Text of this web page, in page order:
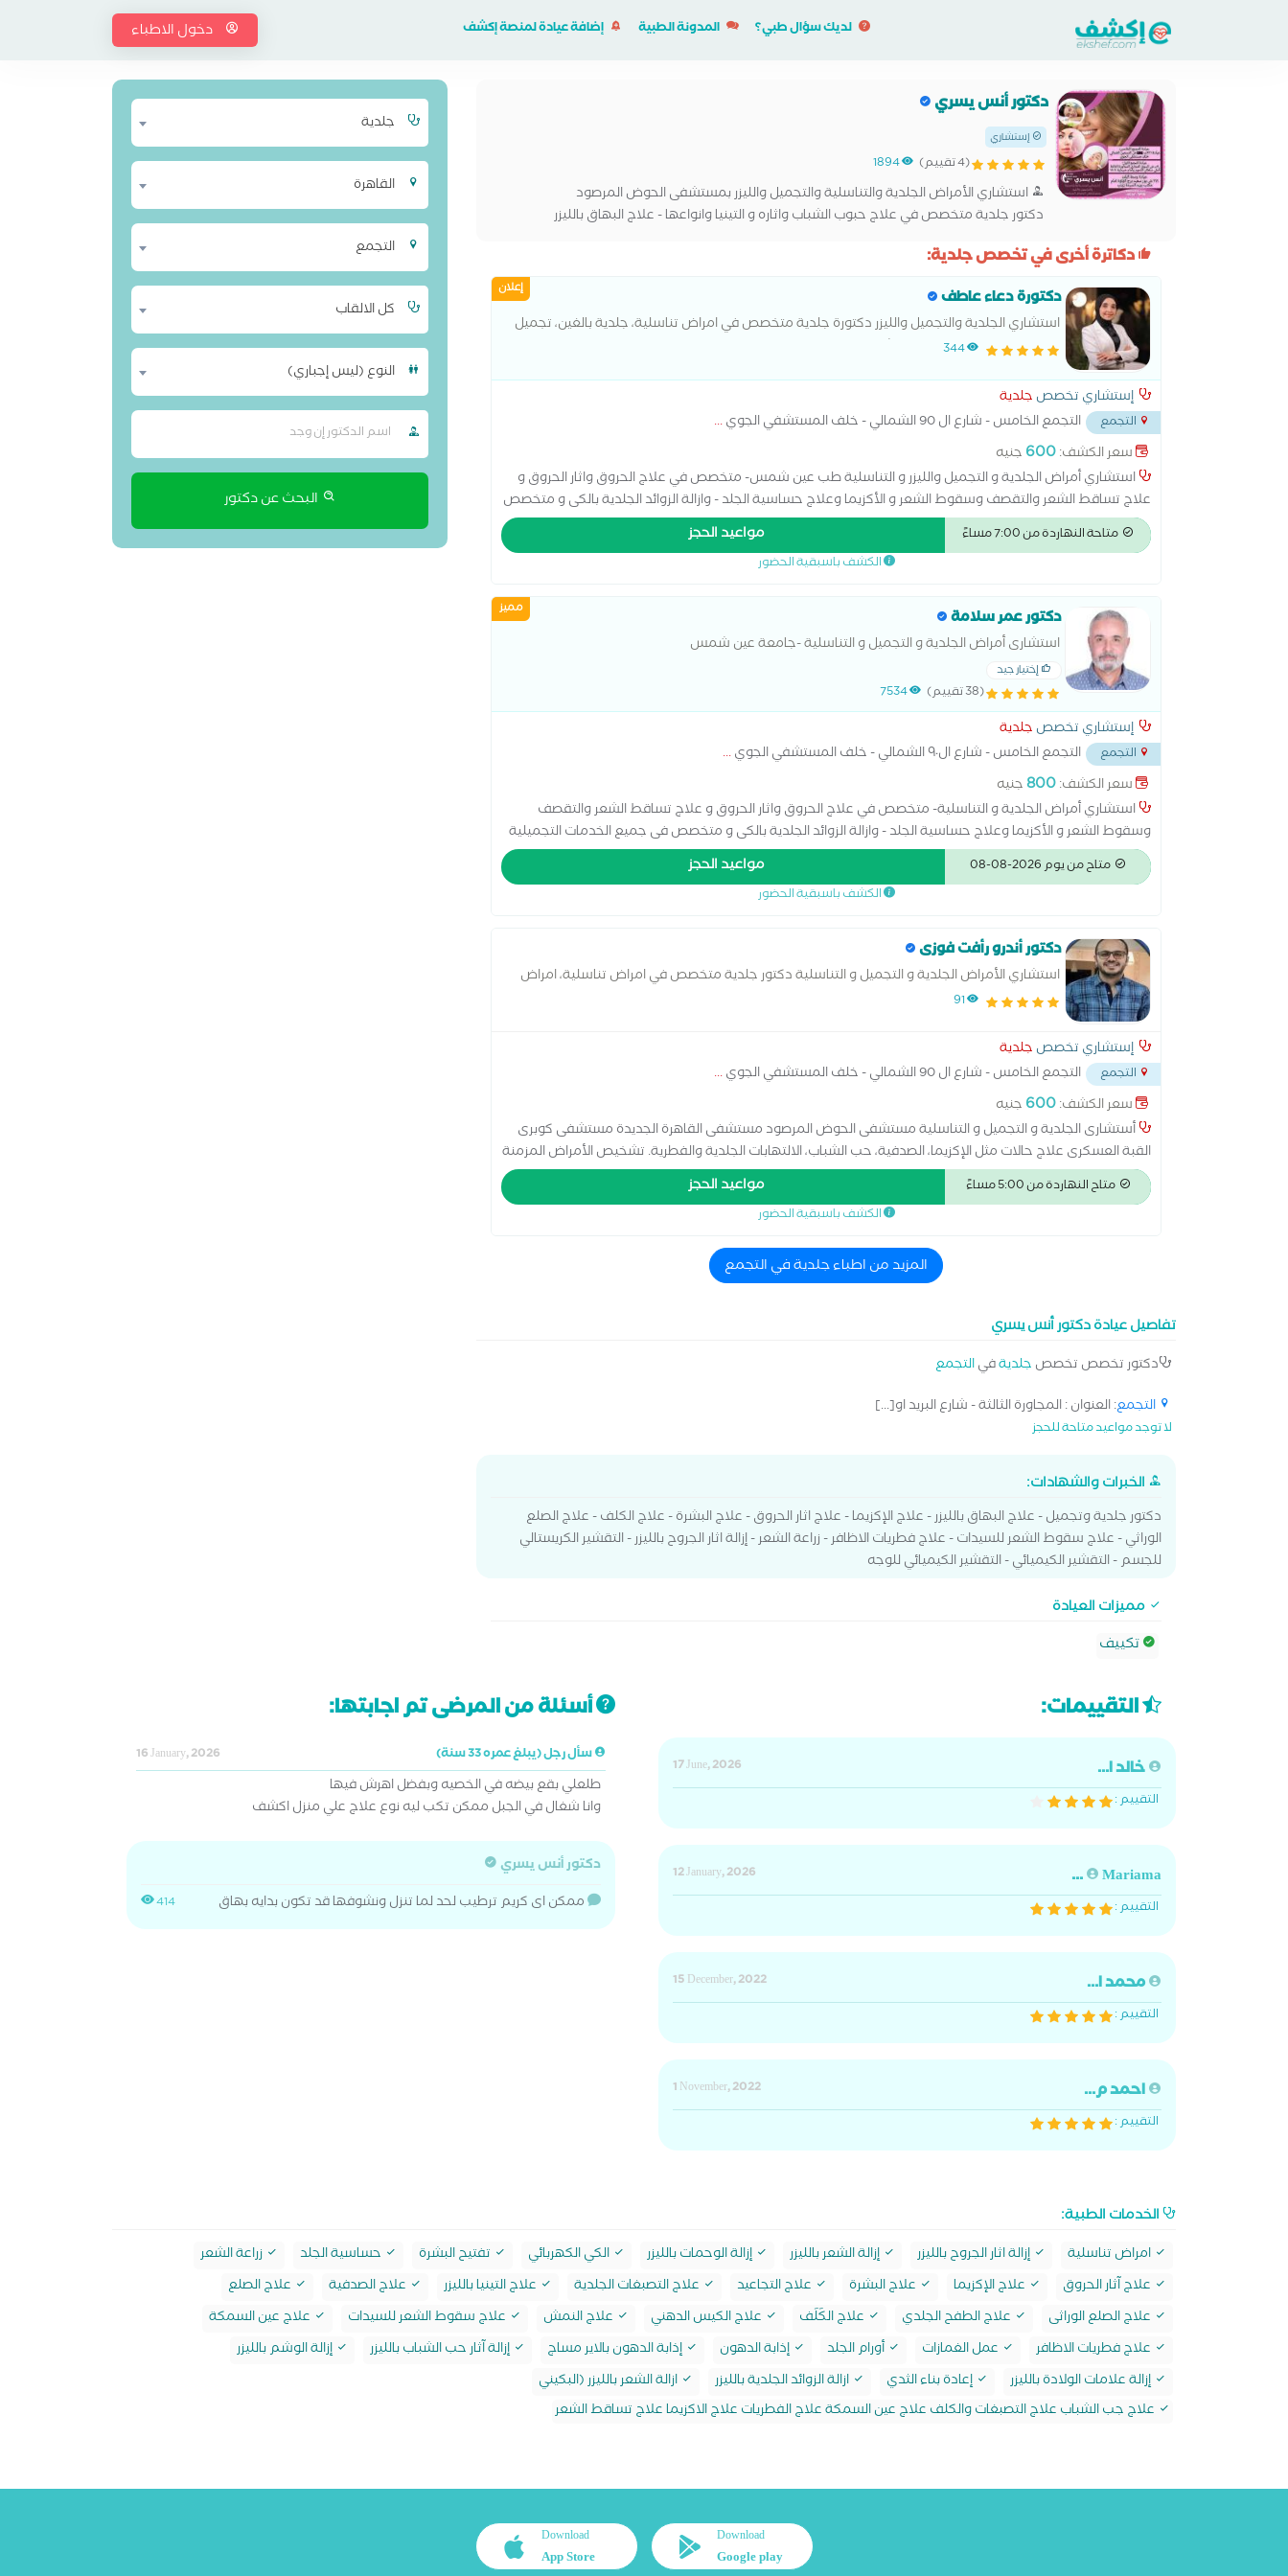
لديك سؤال طبي؟ المدونة الطبية إضافة عيادة لمنصة إكشف دخول الاطباء
دكتور أنس يسري
إستشاري
(4 تقييم) 1894
استشاري الأمراض الجلدية والتناسلية والتجميل والليزر بمستشفى الحوض المرصود
دكتور جلدية متخصص في علاج حبوب الشباب واثاره و التينيا وانواعها - علاج البهاق بالليزر
دكاترة أخرى في تخصص جلدية:
إعلان دكتورة دعاء عاطف
استشاري الجلدية والتجميل والليزر دكتورة جلدية متخصص في امراض تناسلية، جلدية بالغين، تجميل
وليزر و جلدية اطفال طب عين شمس
344
إستشاري تخصص جلدية
التجمع التجمع الخامس - شارع ال 90 الشمالي - خلف المستشفي الجوي
...
سعر الكشف:600 جنيه
استشاري أمراض الجلدية و التجميل والليزر و التناسلية طب عين شمس- متخصص في علاج الحروق واثار الحروق و
علاج تساقط الشعر والتقصف وسقوط الشعر و الأكزيما وعلاج حساسية الجلد - وازالة الزوائد الجلدية بالكى و متخصص
فى جميع الخدمات التجميلية الفيلر و البوتكس و البلازما والميزوثيرابى
متاحة النهاردة من 7:00 مساءً مواعيد الحجز
الكشف باسبقية الحضور
مميز دكتور عمر سلامة
استشارى أمراض الجلدية و التجميل و التناسلية -جامعة عين شمس
إختيار جيد
(38 تقييم) 7534
إستشاري تخصص جلدية
التجمع التجمع الخامس - شارع ال٩٠ الشمالي - خلف المستشفي الجوي
...
سعر الكشف:800جنيه
استشاري أمراض الجلدية و التناسلية- متخصص في علاج الحروق واثار الحروق و علاج تساقط الشعر والتقصف
وسقوط الشعر و الأكزيما وعلاج حساسية الجلد - وازالة الزوائد الجلدية بالكى و متخصص فى جميع الخدمات التجميلية
الفيلر و البوتكس و البلازما والميزوثيرابى استشاري الجلدية و التناسلية بمستشفى الكهرباء و مستشفى تبارك و
مستشفى المواساة بالجبيل الصناعية بالسعودية
متاح من يوم 2026-08-08 مواعيد الحجز
الكشف باسبقية الحضور
دكتور أندرو رأفت فوزى
استشاري الأمراض الجلدية و التجميل و التناسلية دكتور جلدية متخصص في امراض تناسلية، امراض
ذكورة، جلدية بالغين، تجميل وليزر و جلدية اطفال
91
إستشاري تخصص جلدية
التجمع التجمع الخامس - شارع ال 90 الشمالي - خلف المستشفي الجوي
...
سعر الكشف:600 جنيه
أستشارى الجلدية و التجميل و التناسلية مستشفى الحوض المرصود مستشفى القاهرة الجديدة مستشفى كوبرى
القبة العسكرى علاج حالات مثل الإكزيما، الصدفية، حب الشباب، الالتهابات الجلدية والفطرية. تشخيص الأمراض المزمنة
أو المناعية التي تظهر على الجلد. التعامل مع الحساسية الجلدية بأنواعها
متاح النهاردة من 5:00 مساءً مواعيد الحجز
الكشف باسبقية الحضور
المزيد من اطباء جلدية في التجمع
تفاصيل عيادة دكتور أنس يسري
دكتور تخصص تخصص جلديةفيالتجمع
التجمع: العنوان : المجاورة الثالثة - شارع البريد او[...]
لا توجد مواعيد متاحة للحجز
الخبرات والشهادات:
دكتور جلدية وتجميل - علاج البهاق بالليزر - علاج الإكزيما - علاج اثار الحروق - علاج البشرة - علاج الكلف - علاج الصلع
الوراثي - علاج سقوط الشعر للسيدات - علاج فطريات الاظافر - زراعة الشعر - إزالة اثار الجروح بالليزر - التقشير الكريستالي
للجسم - التقشير الكيميائي - التقشير الكيميائي للوجه
مميزات العيادة
تكييف
جلدية
القاهرة
التجمع
كل الالقاب
النوع (ليس إجباري)
البحث عن دكتور
التقييمات:
خالد ا...
17 June, 2026
التقييم :
Mariama ...
12 January, 2026
التقييم :
محمد ا...
15 December, 2022
التقييم :
احمد م...
1 November, 2022
التقييم :
أسئلة من المرضى تم اجابتها:
سأل رجل (يبلغ عمره 33 سنة) 16 January, 2026
طلعلي بقع بيضه في الخصيه وبفضل اهرش فيها
وانا شغال في الجبل ممكن تكب ليه نوع علاج علي منزل اكشف
دكتور أنس يسري
414 ممكن اى كريم ترطيب لحد لما تنزل ونشوفها قد تكون بدايه بهاق
الخدمات الطبية:
امراض تناسلية إزالة اثار الجروح بالليزر إزالة الشعر بالليزر إزالة الوحمات بالليزر الكي الكهربائي تفتيح البشرة حساسية الجلد
زراعة الشعر
علاج آثار الحروق
علاج الإكزيما علاج البشرة علاج التجاعيد علاج التصبغات الجلدية علاج التينيا بالليزر علاج الصدفية
علاج الصلع
علاج الصلع الوراثى
علاج الطفح الجلدي علاج الكَلَف علاج الكيس الدهني علاج النمش علاج سقوط الشعر للسيدات
علاج عين السمكة
علاج فطريات الاظافر
عمل الغمازات أورام الجلد إذابة الدهون إذابة الدهون بالاير مساج إزالة آثار حب الشباب بالليزر
إزالة الوشم بالليزر
إزالة علامات الولادة بالليزر
إعادة بناء الثدي ازالة الزوائد الجلدية بالليزر
ازالة الشعر بالليزر (البكيني
علاج جب الشباب علاج التصبغات والكلف علاج عين السمكة علاج الفطريات علاج الاكزيما علاج تساقط الشعر
Download
Google play
Download
App Store